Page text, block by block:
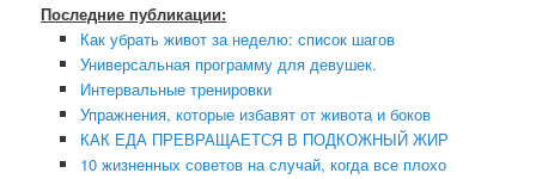
Последние публикации:
Как убрать живот за неделю: список шагов
Универсальная программу для девушек.
Интервальные тренировки
Упражнения, которые избавят от живота и боков
КАК ЕДА ПРЕВРАЩАЕТСЯ В ПОДКОЖНЫЙ ЖИР
10 жизненных советов на случай, когда все плохо